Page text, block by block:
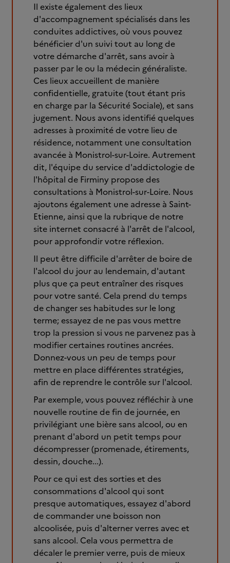
Il existe également des lieux
d'accompagnement spécialisés dans les
conduites addictives, où vous pouvez
bénéficier d'un suivi tout au long de
votre démarche d'arrêt, sans avoir à
passer par le ou la médecin généraliste.
Ces lieux accueillent de manière
confidentielle, gratuite (tout étant pris
en charge par la Sécurité Sociale), et sans
jugement. Nous avons identifié quelques
adresses à proximité de votre lieu de
résidence, notamment une consultation
avancée à Monistrol-sur-Loire. Autrement
dit, l'équipe du service d'addictologie de
l'hôpital de Firminy propose des
consultations à Monistrol-sur-Loire. Nous
ajoutons également une adresse à Saint-
Etienne, ainsi que la rubrique de notre
site internet consacré à l'arrêt de l'alcool,
pour approfondir votre réflexion.
Il peut être difficile d'arrêter de boire de
l'alcool du jour au lendemain, d'autant
plus que ça peut entraîner des risques
pour votre santé. Cela prend du temps
de changer ses habitudes sur le long
terme; essayez de ne pas vous mettre
trop la pression si vous ne parvenez pas à
modifier certaines routines ancrées.
Donnez-vous un peu de temps pour
mettre en place différentes stratégies,
afin de reprendre le contrôle sur l'alcool.
Par exemple, vous pouvez réfléchir à une
nouvelle routine de fin de journée, en
privilégiant une bière sans alcool, ou en
prenant d'abord un petit temps pour
décompresser (promenade, étirements,
dessin, douche...).
Pour ce qui est des sorties et des
consommations d'alcool qui sont
presque automatiques, essayez d'abord
de commander une boisson non
alcoolisée, puis d'alterner verres avec et
sans alcool. Cela vous permettra de
décaler le premier verre, puis de mieux